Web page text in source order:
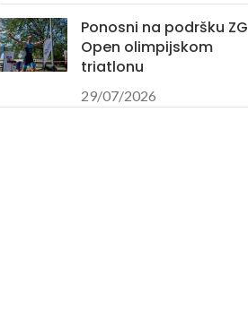
Ponosni na podršku ZG
Open olimpijskom
triatlonu
29/07/2026